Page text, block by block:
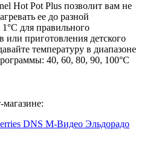
Hot Pot Plus позволит вам не
ее до разной
для правильного
или приготовления детского
температуру в диапазоне
40, 60, 80, 90, 100°С
DNS М-Видео Эльдорадо